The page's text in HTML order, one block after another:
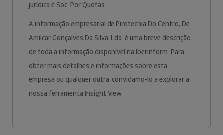
jurídica é Soc. Por Quotas.
A informação empresarial de Pirotecnia Do Centro, De
Amilcar Gonçalves Da Silva, Lda. é uma breve descrição
de toda a informação disponível na Iberinform. Para
obter mais detalhes e informações sobre esta
empresa ou qualquer outra, convidamo-lo a explorar a
nossa ferramenta Insight View.